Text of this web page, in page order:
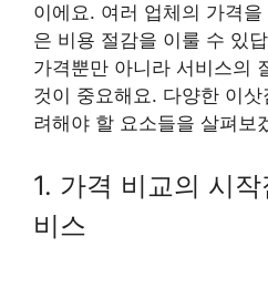
이에요. 여러 업체의 가격
은 비용 절감을 이룰 수 있
가격뿐만 아니라 서비스의
것이 중요해요. 다양한 이
려해야 할 요소들을 살펴보
1. 가격 비교의 시
비스